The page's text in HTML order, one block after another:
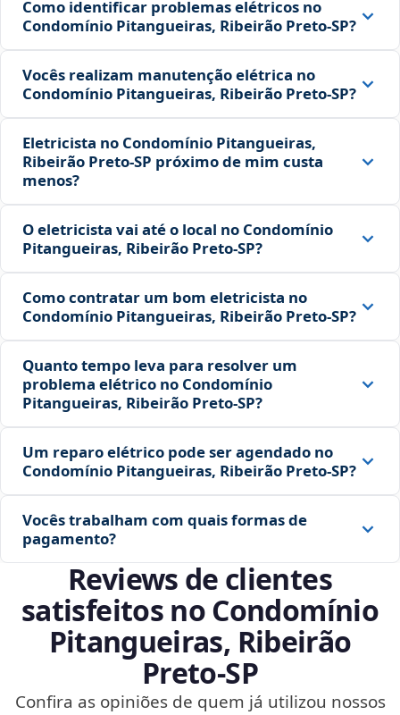
Como identificar problemas elétricos no
Condomínio Pitangueiras, Ribeirão Preto‑SP?
Vocês realizam manutenção elétrica no
Condomínio Pitangueiras, Ribeirão Preto‑SP?
Eletricista no Condomínio Pitangueiras,
Ribeirão Preto‑SP próximo de mim custa
menos?
O eletricista vai até o local no Condomínio
Pitangueiras, Ribeirão Preto‑SP?
Como contratar um bom eletricista no
Condomínio Pitangueiras, Ribeirão Preto‑SP?
Quanto tempo leva para resolver um
problema elétrico no Condomínio
Pitangueiras, Ribeirão Preto‑SP?
Um reparo elétrico pode ser agendado no
Condomínio Pitangueiras, Ribeirão Preto‑SP?
Vocês trabalham com quais formas de
pagamento?
Reviews de clientes
satisfeitos no Condomínio
Pitangueiras, Ribeirão
Preto‑SP
Confira as opiniões de quem já utilizou nossos